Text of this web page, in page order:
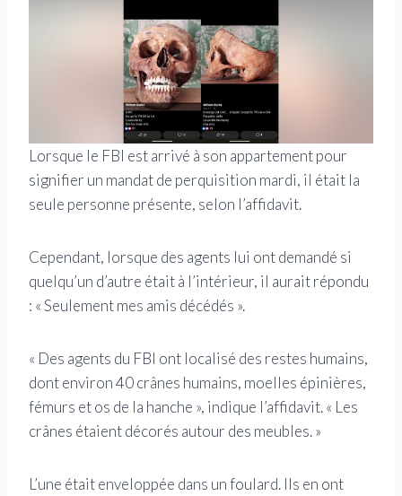
Lorsque le FBI est arrivé à son appartement pour
signifier un mandat de perquisition mardi, il était la
seule personne présente, selon l’affidavit.
Cependant, lorsque des agents lui ont demandé si
quelqu’un d’autre était à l’intérieur, il aurait répondu
: « Seulement mes amis décédés ».
« Des agents du FBI ont localisé des restes humains,
dont environ 40 crânes humains, moelles épinières,
fémurs et os de la hanche », indique l’affidavit. « Les
crânes étaient décorés autour des meubles. »
L’une était enveloppée dans un foulard. Ils en ont